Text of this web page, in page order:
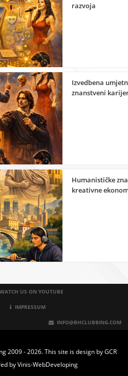
razvoja
Izvedbena
znanstveni
Humanističke
kreativne
WATCH US ON YOUTUBE
IMPRESSUM
INFO@BHCLUBBING.COM
2009 - 2026. This site is design byGCR
byVinis-WebDeveloping